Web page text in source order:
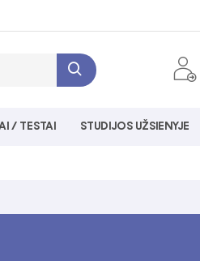
/ TESTAI STUDIJOS UŽSIENYJE